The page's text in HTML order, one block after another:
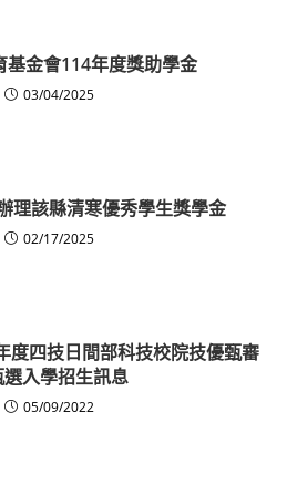
基金會114年度獎助學金
03/04/2025
理該縣清寒優秀學生獎學金
02/17/2025
度四技日間部科技校院技優甄審
入學招生訊息
05/09/2022